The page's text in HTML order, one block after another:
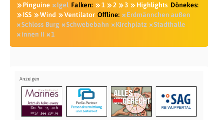
Pinguine
Igel Falken: 1 2 3 Highlights Dönekes:
ISS
Wind Ventilator Offline:
Erdmännchen außen
Schloss Burg
Schwebebahn Kirchplatz
Stadthalle
innen II
1